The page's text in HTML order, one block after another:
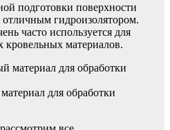
подготовки поверхности
гидроизолятором.
часто используется для
кровельных материалов.
для обработки